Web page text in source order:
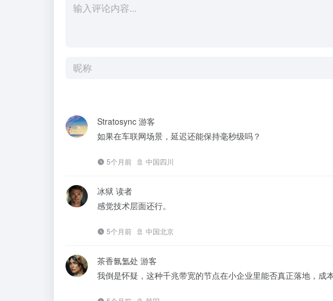
Stratosync 游客
如果在车联网场景，延迟还能保持毫秒级吗？
5个月前 中国四川
冰狱 读者
感觉技术层面还行。
5个月前 中国北京
茶香氤氲处 游客
我倒是怀疑，这种千兆带宽的节点在小企业里能否真正落地，成